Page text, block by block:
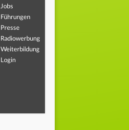
Jobs
Führungen
Presse
Radiowerbung
Weiterbildung
Login